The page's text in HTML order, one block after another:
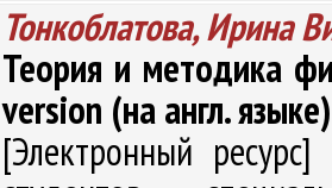
Тонкоблатова, Ирина
Теория и методика
version (на англ. языке)
[Электронный